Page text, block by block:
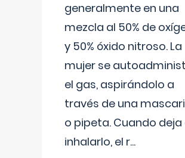
generalmente en una
mezcla al 50% de
y 50% óxido nitroso. La
mujer se
el gas, aspirándolo a
través de una
o pipeta. Cuando deja
inhalarlo, el r...